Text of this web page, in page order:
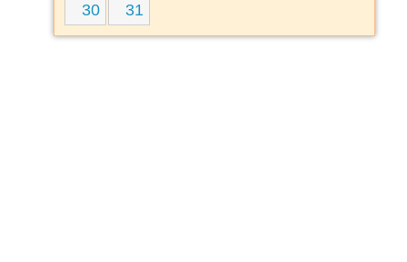
30
31